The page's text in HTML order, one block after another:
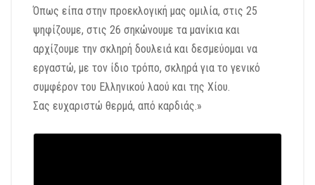
Όπως είπα στην προεκλογική μας ομιλία, στις 25
ψηφίζουμε, στις 26 σηκώνουμε τα μανίκια και
αρχίζουμε την σκληρή δουλειά και δεσμεύομαι να
εργαστώ, με τον ίδιο τρόπο, σκληρά για το γενικό
συμφέρον του Ελληνικού λαού και της Χίου.
Σας ευχαριστώ θερμά, από καρδιάς.»